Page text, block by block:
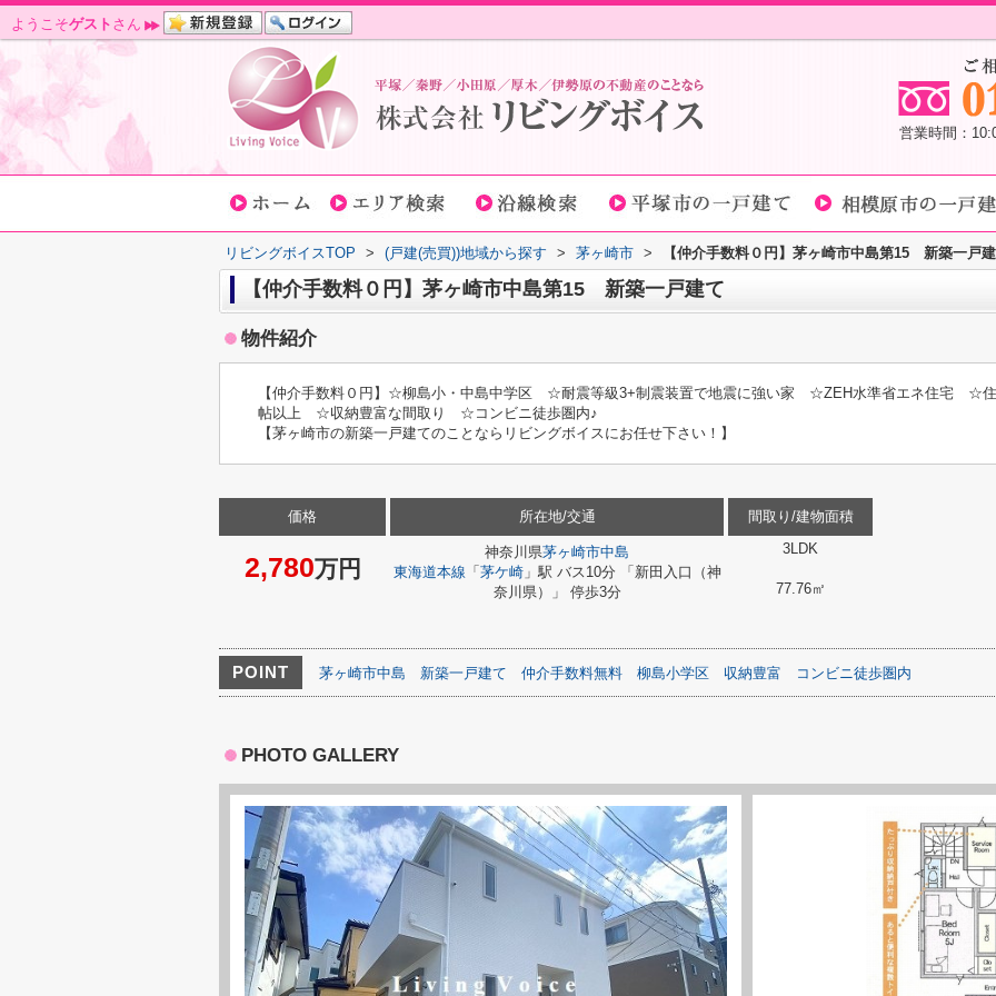
ようこそゲスト さん
営業時間：
リビングボイスTOP > (戸建(売買))地域から探す > 茅ヶ崎市 > 【仲介手数料０円】茅ヶ崎市中島第15 新築一戸
【仲介手数料０円】茅ヶ崎市中島第15 新築一戸建て
物件紹介
【仲介手数料０円】☆柳島小・中島中学区 ☆耐震等級3+制震装置で地震に強い家 ☆ZEH水準省エネ住宅 ☆
帖以上 ☆収納豊富な間取り ☆コンビニ徒歩圏内♪
【茅ヶ崎市の新築一戸建てのことならリビングボイスにお任せ下さい！】
価格
2,780万円
所在地/交通
神奈川県茅ヶ崎市中島
東海道本線 「 茅ケ崎」駅 バス10分 「新田入口（神
奈川県）」 停歩3分
間取り/建物面積
3LDK
77.76㎡
POINT 茅ヶ崎市中島 新築一戸建て 仲介手数料無料 柳島小学区 収納豊富 コンビニ徒歩圏内
PHOTO GALLERY